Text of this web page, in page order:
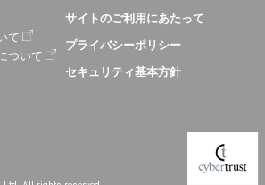
て
ついて
サイトのご利用にあたって
プライバシーポリシー
セキュリティ基本方針